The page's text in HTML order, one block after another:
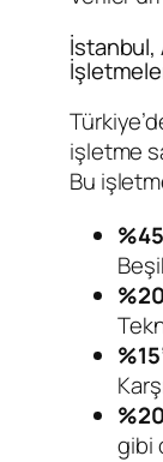
İstanbul,
işletme
Bu
gibi